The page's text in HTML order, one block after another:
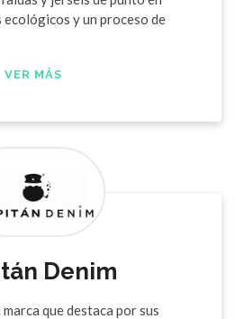
y un proceso de
VER MÁS
Denim
que destaca por sus